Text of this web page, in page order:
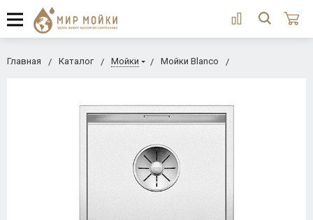
Главная Каталог Мойки Мойки Blanco